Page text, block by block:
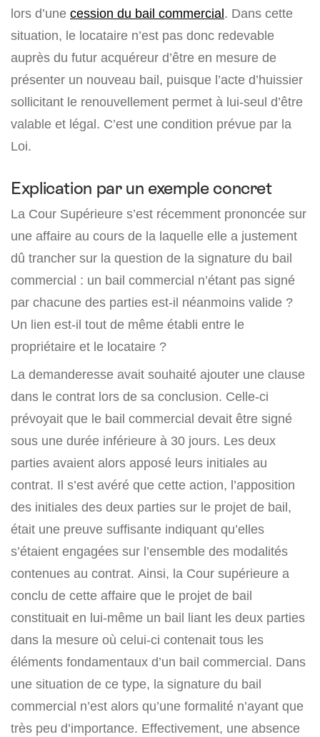
lors d’une cession du bail commercial. Dans cette
situation, le locataire n’est pas donc redevable
auprès du futur acquéreur d’être en mesure de
présenter un nouveau bail, puisque l’acte d’huissier
sollicitant le renouvellement permet à lui-seul d’être
valable et légal. C’est une condition prévue par la
Loi.
Explication par un exemple concret
La Cour Supérieure s’est récemment prononcée sur
une affaire au cours de la laquelle elle a justement
dû trancher sur la question de la signature du bail
commercial : un bail commercial n’étant pas signé
par chacune des parties est-il néanmoins valide ?
Un lien est-il tout de même établi entre le
propriétaire et le locataire ?
La demanderesse avait souhaité ajouter une clause
dans le contrat lors de sa conclusion. Celle-ci
prévoyait que le bail commercial devait être signé
sous une durée inférieure à 30 jours. Les deux
parties avaient alors apposé leurs initiales au
contrat. Il s’est avéré que cette action, l’apposition
des initiales des deux parties sur le projet de bail,
était une preuve suffisante indiquant qu’elles
s’étaient engagées sur l’ensemble des modalités
contenues au contrat. Ainsi, la Cour supérieure a
conclu de cette affaire que le projet de bail
constituait en lui-même un bail liant les deux parties
dans la mesure où celui-ci contenait tous les
éléments fondamentaux d’un bail commercial. Dans
une situation de ce type, la signature du bail
commercial n’est alors qu’une formalité n’ayant que
très peu d’importance. Effectivement, une absence